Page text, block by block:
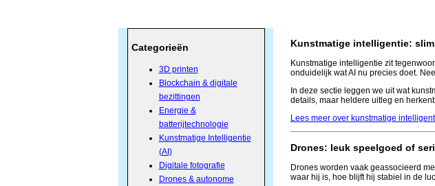
Categorieën
3D printen
Blockchain & digitale
bezittingen
Energie &
batterijtechnologie
Kunstmatige Intelligentie
(AI)
Digitale fotografie
Drones & autonome
Kunstmatige intelligentie:
Kunstmatige intelligentie zit
onduidelijk wat AI nu precies doet.
In deze sectie leggen we uit wat
details, maar heldere uitleg en
Lees meer over kunstmatige
Drones: leuk speelgoed of
Drones worden vaak geassocieerd
waar hij is, hoe blijft hij stabiel in de